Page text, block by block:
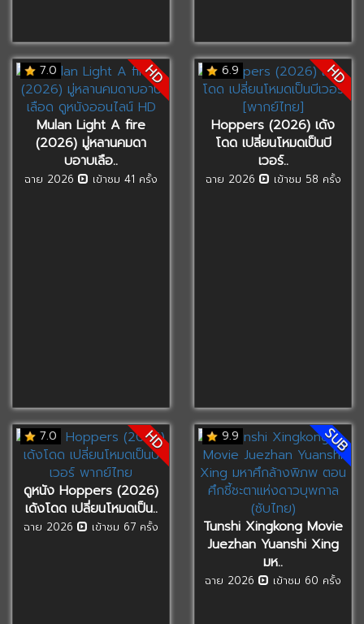
7.0 HD
Mulan Light A fire
(2026) มู่หลานคมดา
บอาบเลือ..
ฉาย 2026 เข้าชม 41 ครั้ง
6.9 HD
Hoppers (2026) เด้ง
โดด เปลี่ยนโหมดเป็นบี
เวอร์..
ฉาย 2026 เข้าชม 58 ครั้ง
7.0 HD
ดูหนัง Hoppers (2026)
เด้งโดด เปลี่ยนโหมดเป็น..
ฉาย 2026 เข้าชม 67 ครั้ง
9.9 SUB
Tunshi Xingkong Movie
Juezhan Yuanshi Xing
มห..
ฉาย 2026 เข้าชม 60 ครั้ง